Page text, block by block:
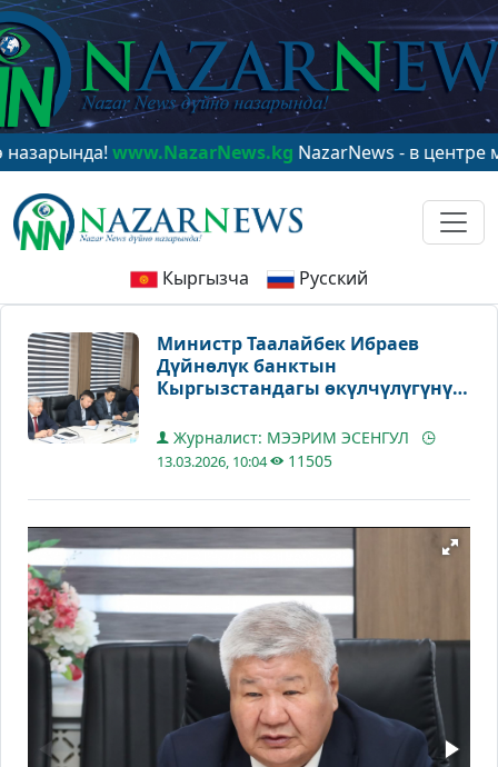
www.NazarNews.kgNazarNews - в центре мирового
Кыргызча Русский
Министр Таалайбек Ибраев
Дүйнөлүк банктын
Кыргызстандагы өкүлчүлүгүнүн
Журналист: МЭЭРИМ ЭСЕНГУЛ
13.03.2026, 10:04 11505